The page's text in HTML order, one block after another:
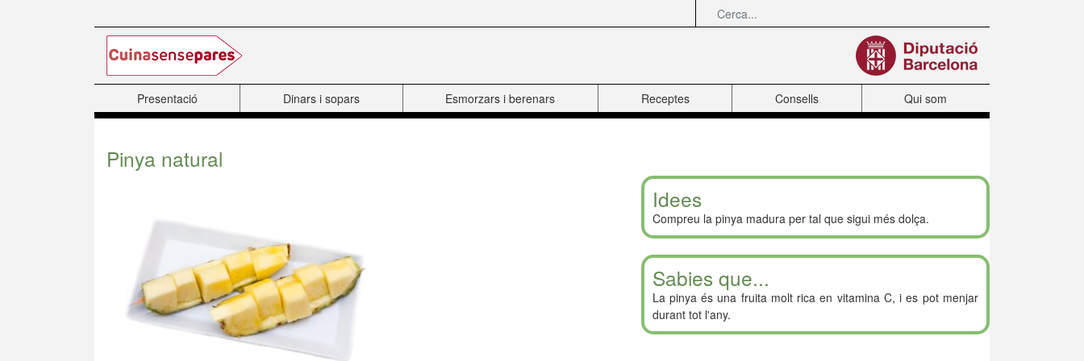
Presentació Dinars i sopars Esmorzars i berenars Receptes Consells Qui som
Pinya natural
Idees
Compreu la pinya madura per tal que sigui més dolça.
Sabies que...
La pinya és una fruita molt rica en vitamina C, i es pot menjar
durant tot l'any.